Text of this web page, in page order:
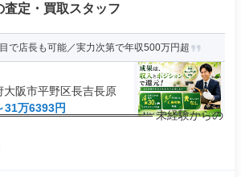
定・買取スタッフ
で店長も可能／実力次第で年収500万円超
阪市平野区長吉長原
31万6393円
未経験からの